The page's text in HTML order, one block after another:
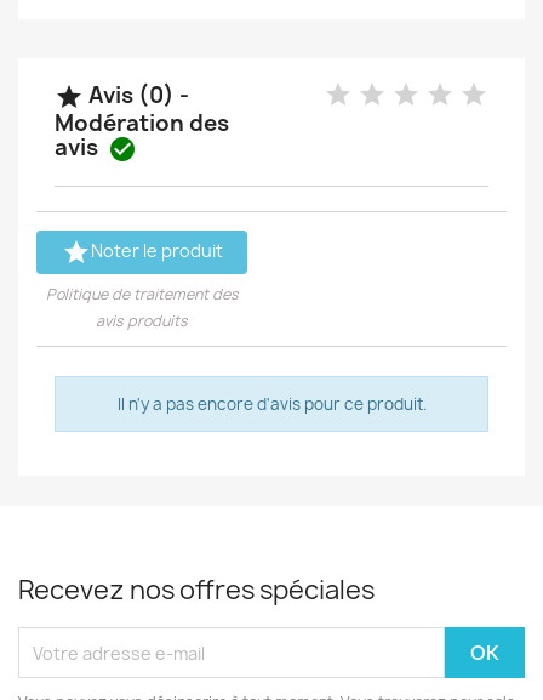
 Avis (0) -
Modération des
avis 
Noter le produit
Politique de traitement des
avis produits
Il n'y a pas encore d'avis pour ce produit.
Recevez nos offres spéciales